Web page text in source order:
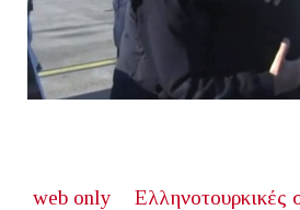
web only
Ελληνοτουρκικές